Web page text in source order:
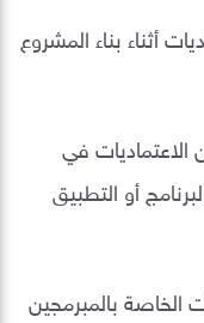
أثناء بناء المشروع
في
أو التطبيق
الخاصة بالمبرمجين